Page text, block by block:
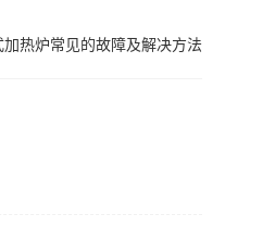
热炉常见的故障及解决方法